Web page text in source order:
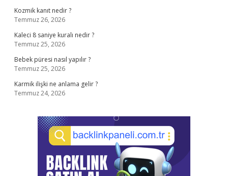
Kozmik kanıt nedir ?
Temmuz 26, 2026
Kaleci 8 saniye kuralı nedir ?
Temmuz 25, 2026
Bebek püresi nasıl yapılır ?
Temmuz 25, 2026
Karmik ilişki ne anlama gelir ?
Temmuz 24, 2026